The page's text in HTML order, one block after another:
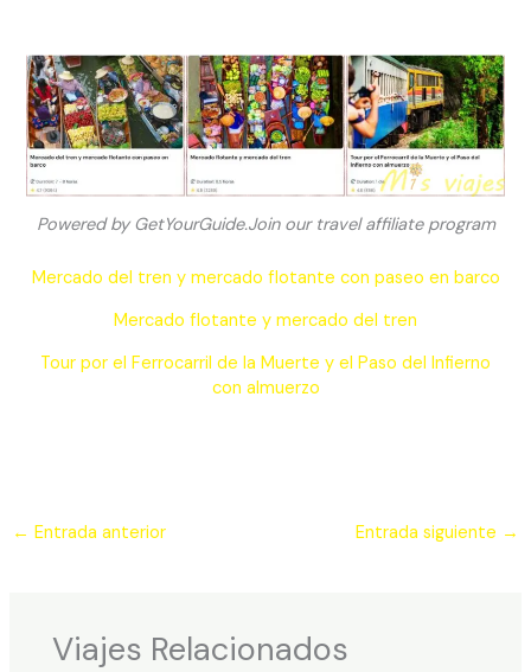
Powered by GetYourGuide.Join our travel affiliate program
Mercado del tren y mercado flotante con paseo en barco
Mercado flotante y mercado del tren
Tour por el Ferrocarril de la Muerte y el Paso del Infierno
con almuerzo
← Entrada anterior Entrada siguiente →
Viajes Relacionados